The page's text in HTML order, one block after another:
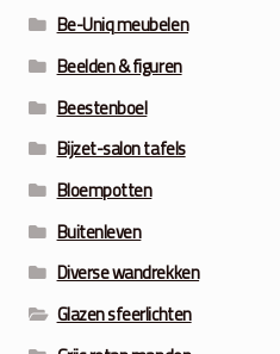
Be-Uniq meubelen
Beelden & figuren
Beestenboel
Bijzet-salon tafels
Bloempotten
Buitenleven
Diverse wandrekken
Glazen sfeerlichten